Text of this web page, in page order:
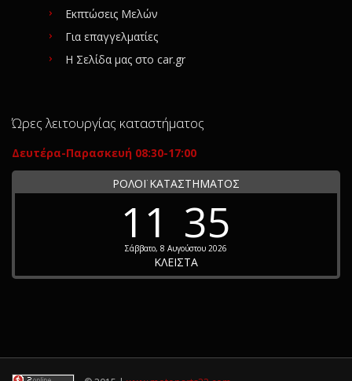
Εκπτώσεις Μελών
Για επαγγελματίες
Η Σελίδα μας στο car.gr
Ώρες λειτουργίας καταστήματος
Δευτέρα-Παρασκευή 08:30-17:00
ΡΟΛΟΪ ΚΑΤΑΣΤΗΜΑΤΟΣ
11 35
Σάββατο, 8 Αυγούστου 2026
ΚΛΕΙΣΤΑ